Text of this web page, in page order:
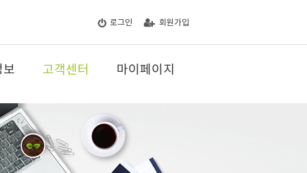
로그인 회원가입
보 고객센터 마이페이지